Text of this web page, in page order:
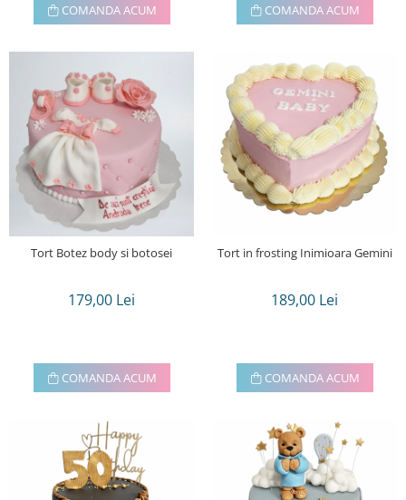
COMANDA ACUM COMANDA ACUM
Tort Botez body si botosei
179,00 Lei
COMANDA ACUM
Tort in frosting Inimioara Gemini
189,00 Lei
COMANDA ACUM